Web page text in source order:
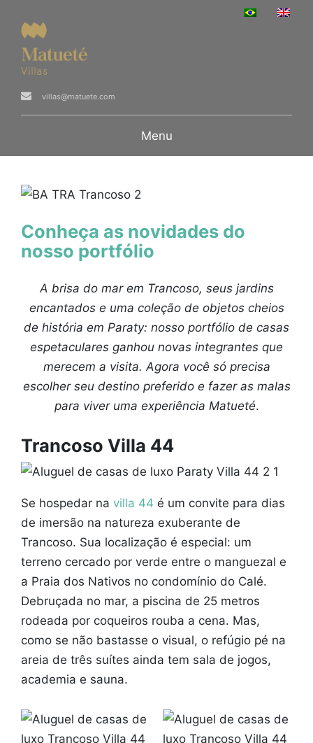
villas@matuete.com
Menu
Conheça as novidades do
nosso portfólio
A brisa do mar em Trancoso, seus jardins
encantados e uma coleção de objetos cheios
de história em Paraty: nosso portfólio de casas
espetaculares ganhou novas integrantes que
merecem a visita. Agora você só precisa
escolher seu destino preferido e fazer as malas
para viver uma experiência Matueté.
Trancoso Villa 44
Se hospedar na villa 44 é um convite para dias
de imersão na natureza exuberante de
Trancoso. Sua localização é especial: um
terreno cercado por verde entre o manguezal e
a Praia dos Nativos no condomínio do Calé.
Debruçada no mar, a piscina de 25 metros
rodeada por coqueiros rouba a cena. Mas,
como se não bastasse o visual, o refúgio pé na
areia de três suítes ainda tem sala de jogos,
academia e sauna.